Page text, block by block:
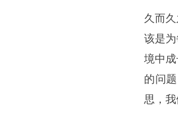
久而
该是
境中
的问
思，